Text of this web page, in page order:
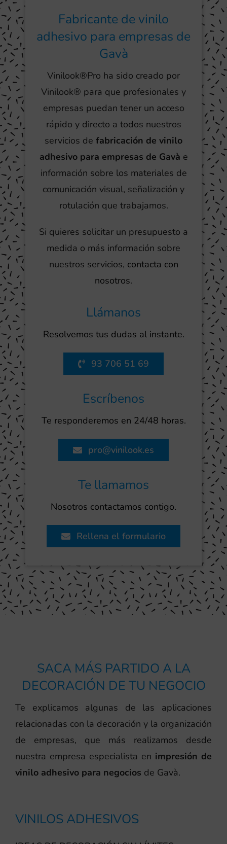
Fabricante de vinilo
adhesivo para empresas de
Gavà
Vinilook®Pro ha sido creado por
Vinilook® para que profesionales y
empresas puedan tener un acceso
rápido y directo a todos nuestros
servicios de fabricación de vinilo
adhesivo para empresas de Gavà e
información sobre los materiales de
comunicación visual, señalización y
rotulación que trabajamos.
Si quieres solicitar un presupuesto a
medida o más información sobre
nuestros servicios, contacta con
nosotros.
Llámanos
Resolvemos tus dudas al instante.
93 706 51 69
Escríbenos
Te responderemos en 24/48 horas.
pro@vinilook.es
Te llamamos
Nosotros contactamos contigo.
Rellena el formulario
SACA MÁS PARTIDO A LA
DECORACIÓN DE TU NEGOCIO
Te explicamos algunas de las aplicaciones
relacionadas con la decoración y la organización
de empresas, que más realizamos desde
nuestra empresa especialista en impresión de
vinilo adhesivo para negocios de Gavà.
VINILOS ADHESIVOS